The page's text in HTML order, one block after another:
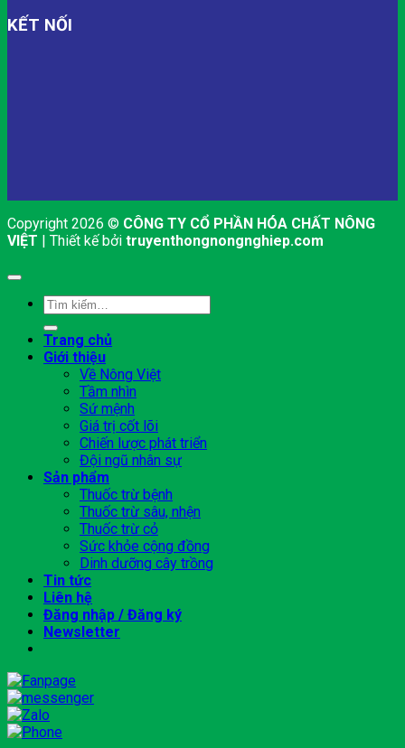
KẾT NỐI
Copyright 2026 © CÔNG TY CỔ PHẦN HÓA CHẤT NÔNG
VIỆT | Thiết kế bởi truyenthongnongnghiep.com
Tìm
kiếm:
Trang chủ
Giới thiệu
Về Nông Việt
Tầm nhìn
Sứ mệnh
Giá trị cốt lõi
Chiến lược phát triển
Đội ngũ nhân sự
Sản phẩm
Thuốc trừ bệnh
Thuốc trừ sâu, nhện
Thuốc trừ cỏ
Sức khỏe cộng đồng
Dinh dưỡng cây trồng
Tin tức
Liên hệ
Đăng nhập / Đăng ký
Newsletter